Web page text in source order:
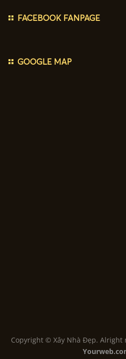
FACEBOOK FANPAGE
GOOGLE MAP
Copyright © Xây Nhà Đẹp.